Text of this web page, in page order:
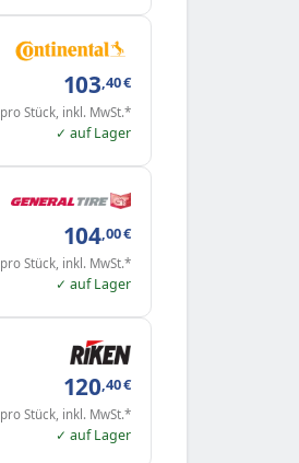
103,40€
pro Stück, inkl. MwSt.*
✓ auf Lager
104,00€
pro Stück, inkl. MwSt.*
✓ auf Lager
120,40€
pro Stück, inkl. MwSt.*
✓ auf Lager